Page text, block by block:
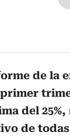
de la
del
de